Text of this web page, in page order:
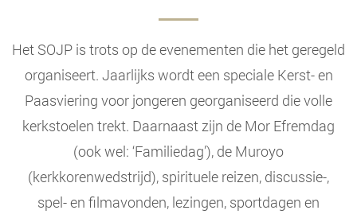
Het SOJP is trots op de evenementen die het geregeld
organiseert. Jaarlijks wordt een speciale Kerst- en
Paasviering voor jongeren georganiseerd die volle
kerkstoelen trekt. Daarnaast zijn de Mor Efremdag
(ook wel: ‘Familiedag’), de Muroyo
(kerkkorenwedstrijd), spirituele reizen, discussie-,
spel- en filmavonden, lezingen, sportdagen en